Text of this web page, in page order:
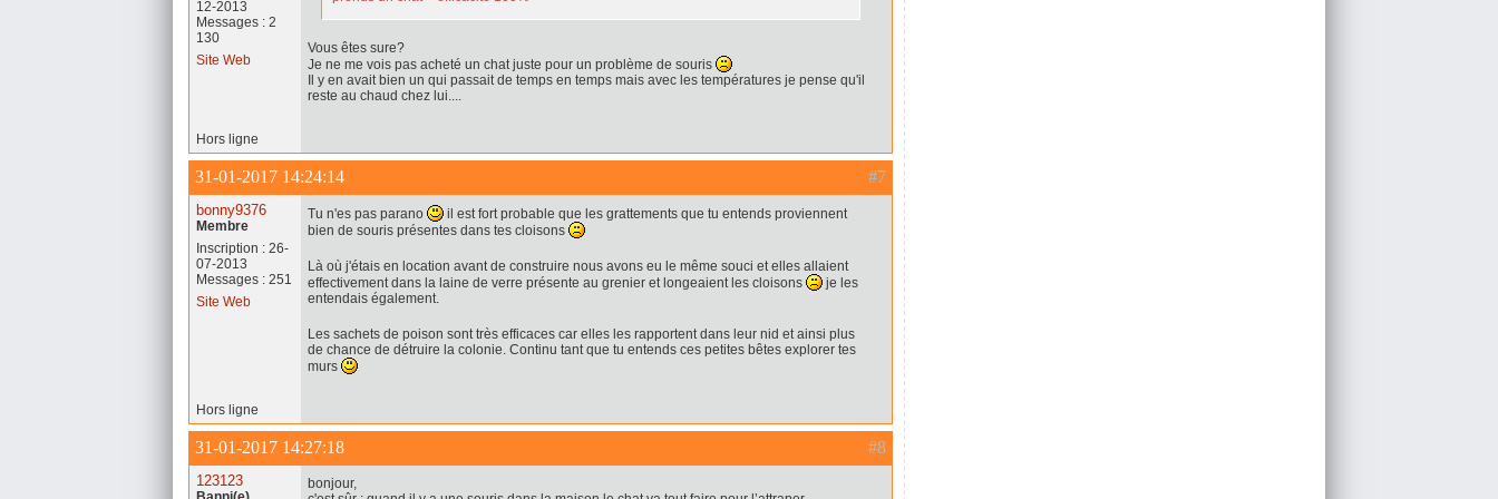
12-2013
Messages : 2
130
Site Web
Vous êtes sure?
Je ne me vois pas acheté un chat juste pour un problème de souris
Il y en avait bien un qui passait de temps en temps mais avec les températures je pense qu'il
reste au chaud chez lui....
Hors ligne
#7
31-01-2017 14:24:14
bonny9376
Membre
Inscription : 26-
07-2013
Messages : 251
Site Web
Tu n'es pas parano
il est fort probable que les grattements que tu entends proviennent
bien de souris présentes dans tes cloisons
Là où j'étais en location avant de construire nous avons eu le même souci et elles allaient
effectivement dans la laine de verre présente au grenier et longeaient les cloisons
je les
entendais également.
Les sachets de poison sont très efficaces car elles les rapportent dans leur nid et ainsi plus
de chance de détruire la colonie. Continu tant que tu entends ces petites bêtes explorer tes
murs
Hors ligne
#8
31-01-2017 14:27:18
123123
bonjour,